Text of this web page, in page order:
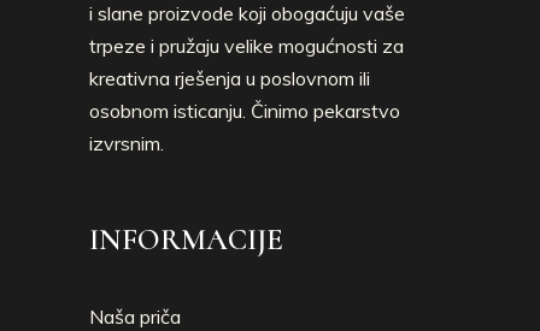
i slane proizvode koji obogaćuju vaše
trpeze i pružaju velike mogućnosti za
kreativna rješenja u poslovnom ili
osobnom isticanju. Činimo pekarstvo
izvrsnim.
INFORMACIJE
Naša priča